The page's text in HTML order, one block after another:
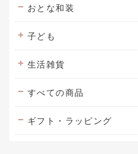
おとな和装
子ども
生活雑貨
すべての商品
ギフト・ラッピング